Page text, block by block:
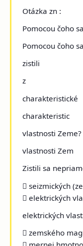
Otázka zn :
Pomocou čoho sa
Pomocou čoho sa
zistili
z
charakteristické
charakteristic
vlastnosti Zeme?
vlastnosti Zem
Zistili sa
 seizmických
 elektrických
elektrických
 zemského